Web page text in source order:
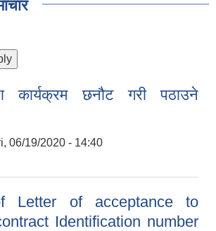
कार्यक्रम छनौट गरी पठाउने
06/19/2020 - 14:40
Letter of acceptance to
Identification number